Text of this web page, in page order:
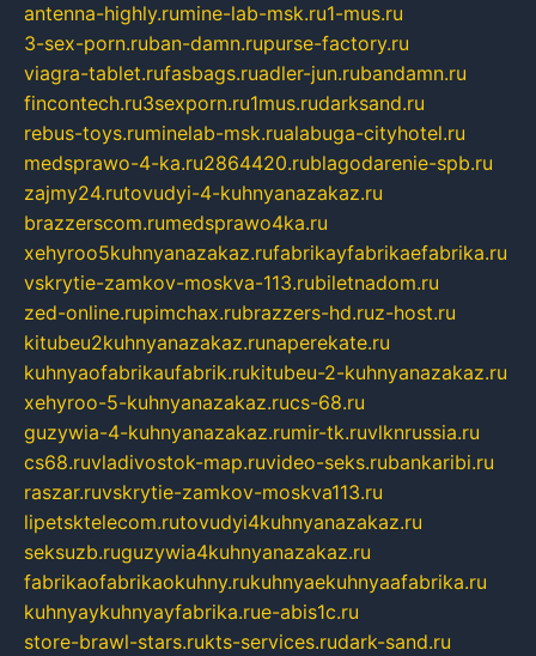
antenna-highly.rumine-lab-msk.ru1-mus.ru
3-sex-porn.ruban-damn.rupurse-factory.ru
viagra-tablet.rufasbags.ruadler-jun.rubandamn.ru
fincontech.ru3sexporn.ru1mus.rudarksand.ru
rebus-toys.ruminelab-msk.rualabuga-cityhotel.ru
medsprawo-4-ka.ru2864420.rublagodarenie-spb.ru
zajmy24.rutovudyi-4-kuhnyanazakaz.ru
brazzerscom.rumedsprawo4ka.ru
xehyroo5kuhnyanazakaz.rufabrikayfabrikaefabrika.ru
vskrytie-zamkov-moskva-113.rubiletnadom.ru
zed-online.rupimchax.rubrazzers-hd.ruz-host.ru
kitubeu2kuhnyanazakaz.runaperekate.ru
kuhnyaofabrikaufabrik.rukitubeu-2-kuhnyanazakaz.ru
xehyroo-5-kuhnyanazakaz.rucs-68.ru
guzywia-4-kuhnyanazakaz.rumir-tk.ruvlknrussia.ru
cs68.ruvladivostok-map.ruvideo-seks.rubankaribi.ru
raszar.ruvskrytie-zamkov-moskva113.ru
lipetsktelecom.rutovudyi4kuhnyanazakaz.ru
seksuzb.ruguzywia4kuhnyanazakaz.ru
fabrikaofabrikaokuhny.rukuhnyaekuhnyaafabrika.ru
kuhnyaykuhnyayfabrika.rue-abis1c.ru
store-brawl-stars.rukts-services.rudark-sand.ru